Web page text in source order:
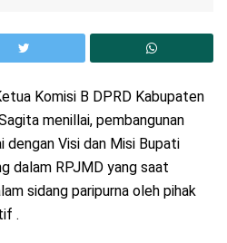
Komisi B DPRD Kabupaten
menillai, pembangunan
dengan Visi dan Misi Bupati
dalam RPJMD yang saat
sidang paripurna oleh pihak
.